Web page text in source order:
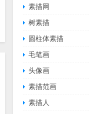
素描网
树素描
圆柱体素描
毛笔画
头像画
素描范画
素描人